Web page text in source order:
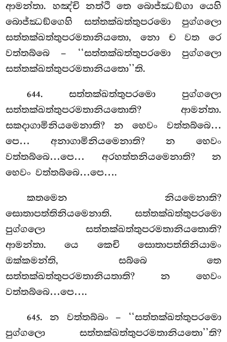
ආමන්තා. හඤ්චි නත්ථි තෙ බොජ්ඣඞ්ගා යෙහි
බොජ්ඣඞ්ගෙහි සත්තක්ඛත්තුපරමො පුග්ගලො
සත්තක්ඛත්තුපරමතානියතො, නො ච වත රෙ
වත්තබ්බෙ – ‘‘සත්තක්ඛත්තුපරමො පුග්ගලො
සත්තක්ඛත්තුපරමතානියතො’’ති.
644. සත්තක්ඛත්තුපරමො පුග්ගලො
සත්තක්ඛත්තුපරමතානියතොති? ආමන්තා.
සකදාගාමිනියමෙනාති? න හෙවං වත්තබ්බෙ…
පෙ… අනාගාමිනියමෙනාති? න හෙවං
වත්තබ්බෙ…පෙ… අරහත්තනියමෙනාති? න
හෙවං වත්තබ්බෙ…පෙ….
කතමෙන නියමෙනාති?
සොතාපත්තිනියමෙනාති. සත්තක්ඛත්තුපරමො
පුග්ගලො සත්තක්ඛත්තුපරමතානියතොති?
ආමන්තා. යෙ කෙචි සොතාපත්තිනියාමං
ඔක්කමන්ති, සබ්බෙ තෙ
සත්තක්ඛත්තුපරමතානියතාති? න හෙවං
වත්තබ්බෙ…පෙ….
645. න වත්තබ්බං – ‘‘සත්තක්ඛත්තුපරමො
පුග්ගලො සත්තක්ඛත්තුපරමතානියතො’’ති?